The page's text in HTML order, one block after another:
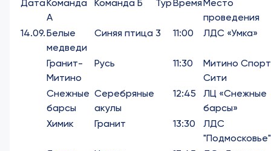
ДатаКоманда
А
Команда Б ТурВремяМесто
проведения
14.09.Белые
медведи
Синяя птица 3 11:00 ЛДС «Умка»
Гранит-
Митино
Русь 11:30
Митино Спорт
Сити
Снежные
барсы
Серебряные
акулы
12:45
ЛЦ «Снежные
барсы»
Химик
Гранит 13:30
ЛДС
"Подмосковье"